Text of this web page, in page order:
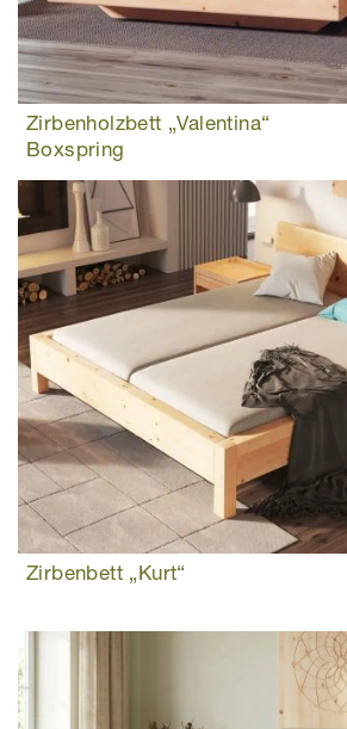
Zirbenholzbett „Valentina“
Boxspring
Zirbenbett „Kurt“